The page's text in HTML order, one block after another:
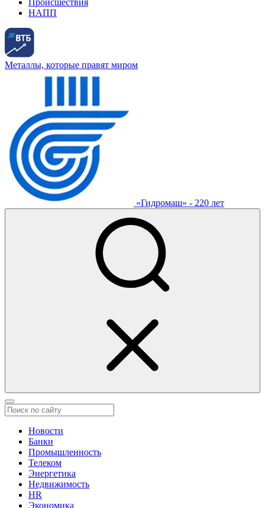
Происшествия
НАПП
Металлы, которые правят миром
«Гидромаш» - 220 лет
Новости
Банки
Промышленность
Телеком
Энергетика
Недвижимость
HR
Экономика